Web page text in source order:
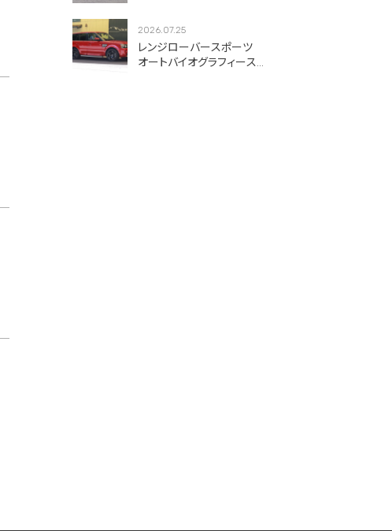
2026.07.25
レンジローバースポーツ
オートバイオグラフィース